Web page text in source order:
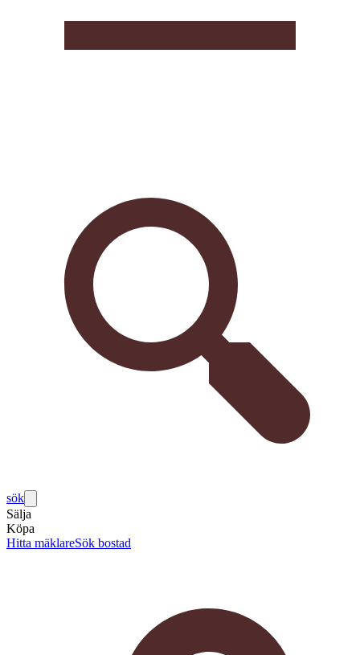
sök
Sälja
Köpa
Hitta mäklareSök bostad